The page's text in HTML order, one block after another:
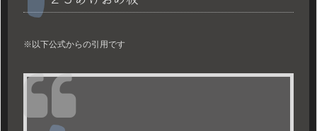
※以下公式からの引用です